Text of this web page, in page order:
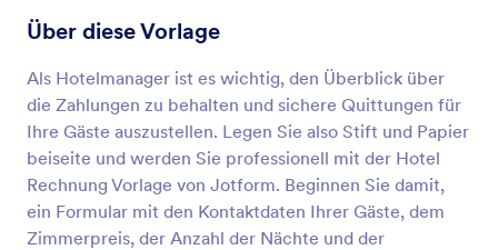
Über diese Vorlage
Als Hotelmanager ist es wichtig, den Überblick über
die Zahlungen zu behalten und sichere Quittungen für
Ihre Gäste auszustellen. Legen Sie also Stift und Papier
beiseite und werden Sie professionell mit der Hotel
Rechnung Vorlage von Jotform. Beginnen Sie damit,
ein Formular mit den Kontaktdaten Ihrer Gäste, dem
Zimmerpreis, der Anzahl der Nächte und der